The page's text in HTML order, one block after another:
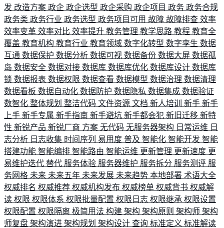
发 改造方案 政企 政企选型 政企采购 政企项目 政务 政务合规
政务类 政务行业 政务选型 政务项目可用 故障 故障排查 效率
效率变革 效率对比 效率提升 教务管理 教学思路 教程 教育全
覆盖 教育机构 教育行业 教育领域 数字化转型 数字孪生 数据
互通 数据保护 数据分析 数据可视 数据备份 数据大屏 数据孤
岛 数据安全 数据对接 数据库 数据库优化 数据库设计 数据库
锁 数据报表 数据权限 数据查看 数据模型 数据治理 数据清理
数据看板 数据自动化 数据防护 数据隐私 数据集成 数据验证
数智化 整体规划 整洁代码 文件资源 文档 新人培训 新手 新手
上手 新手专属 新手指南 新手避坑 新手都会犯 新旧迁移 新特
性 新锐产品 新锐厂商 方案 无代码 无服务器架构 日常运维 日
志分析 日志收集 时间序列 易用度 普及 智能化 智能开发 智能
搭建功能 智能编排 智能路由 智能运维 更新管理 更新速度 更
易维护迭代 替代 服务体验 服务器维护 服务拆分 服务测评 服
务网格 未来 未来五年 未来发展 未来趋势 本地部署 术语大全
权威排名 权威推荐 权威机构发布 权威榜单 权威背书 权威解
读 权限 权限体系 权限批量配置 权限日志 权限继承 权限设置
权限配置 权限隔离 极简用法 构建 架构 架构原则 架构师 架构
师复盘 架构演进 架构规划 架构设计 查询 标准定义 标准解读